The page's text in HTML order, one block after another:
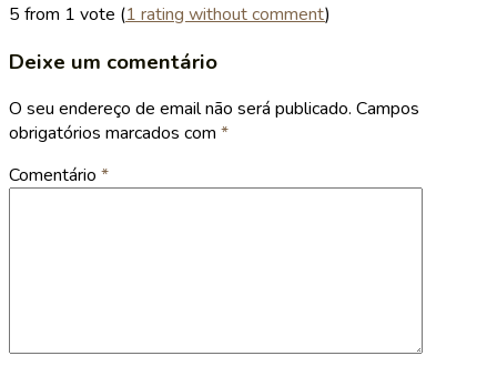
5 from 1 vote (1 rating without comment)
Deixe um comentário
O seu endereço de email não será publicado. Campos
obrigatórios marcados com *
Comentário *